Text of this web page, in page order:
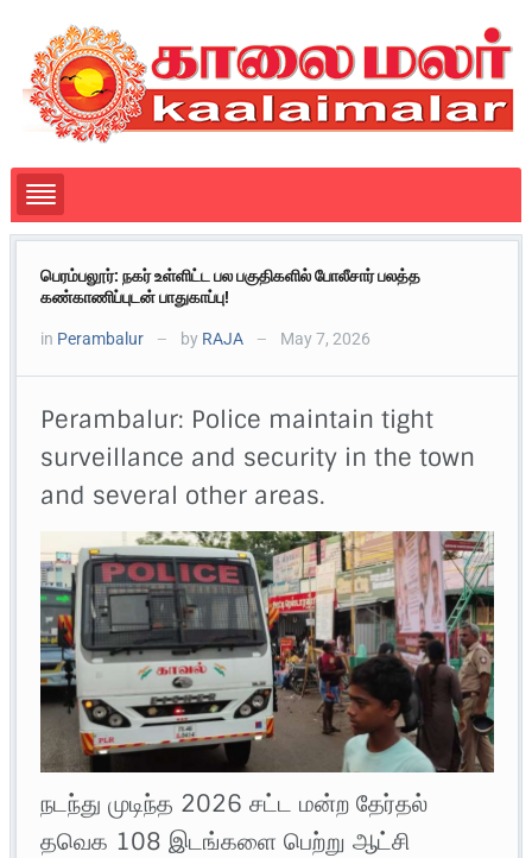
பெரம்பலூர்: நகர் உள்ளிட்ட பல பகுதிகளில் போலீசார் பலத்த
கண்காணிப்புடன் பாதுகாப்பு!
in Perambalur — by RAJA — May 7, 2026
Perambalur: Police maintain tight
surveillance and security in the town
and several other areas.
நடந்து முடிந்த 2026 சட்ட மன்ற தேர்தல்
தவெக 108 இடங்களை பெற்று ஆட்சி